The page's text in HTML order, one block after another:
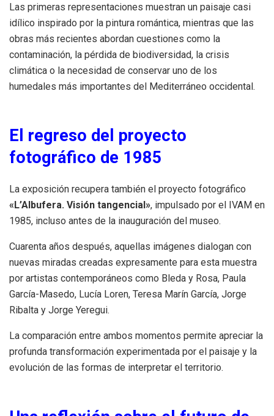
Las primeras representaciones muestran un paisaje casi
idílico inspirado por la pintura romántica, mientras que las
obras más recientes abordan cuestiones como la
contaminación, la pérdida de biodiversidad, la crisis
climática o la necesidad de conservar uno de los
humedales más importantes del Mediterráneo occidental.
El regreso del proyecto
fotográfico de 1985
La exposición recupera también el proyecto fotográfico
«L’Albufera. Visión tangencial», impulsado por el IVAM en
1985, incluso antes de la inauguración del museo.
Cuarenta años después, aquellas imágenes dialogan con
nuevas miradas creadas expresamente para esta muestra
por artistas contemporáneos como Bleda y Rosa, Paula
García-Masedo, Lucía Loren, Teresa Marín García, Jorge
Ribalta y Jorge Yeregui.
La comparación entre ambos momentos permite apreciar la
profunda transformación experimentada por el paisaje y la
evolución de las formas de interpretar el territorio.